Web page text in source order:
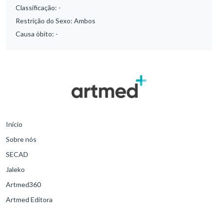
Classificação: -
Restrição do Sexo: Ambos
Causa óbito: -
Início
Sobre nós
SECAD
Jaleko
Artmed360
Artmed Editora